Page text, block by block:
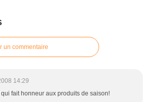
un commentaire
14:29
fait honneur aux produits de saison!